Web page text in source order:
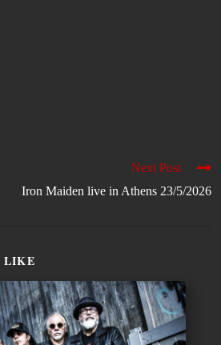
Next Post
Iron Maiden live in Athens 23/5/2026
LIKE